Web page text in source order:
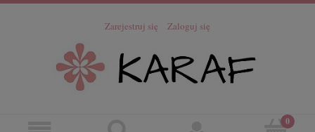
Zarejestruj się Zaloguj się